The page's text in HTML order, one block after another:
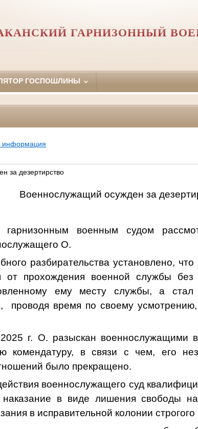
ГАРНИЗОННЫЙ
ГОСПОШЛИНЫ
информация
за дезертирство
Военнослужащий осужден за
гарнизонным военным судом
О.
разбирательства установлено,
от прохождения военной службы
ему месту службы, а
проводя время по своему
г. О. разыскан военнослужащими
комендатуру, в связи с чем, его
было прекращено.
военнослужащего суд
наказание в виде лишения свободы
в исправительной колонии